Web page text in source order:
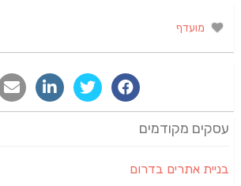
מועדף
עסקים מקודמים
בניית אתרים בדרום